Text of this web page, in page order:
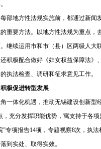
每部地方性法规实施前，都通过新闻
重要方法。以地方性法规为重点
继续运用市和市（县）区两级人大
积极配合做好《妇女权益保障法》
执法检查、调研和征求意见工作。
极促进转型发展
一体化机遇，推动无锡建设创新型
，充分发挥职能优势，寓支持于各
”专项报告14项，专题视察8次，执
到实处、取得实效。